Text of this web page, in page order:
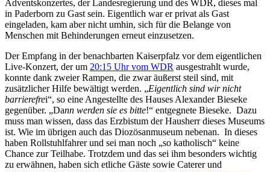
Adventskonzertes, der Landesregierung und des WDR, dieses mal
in Paderborn zu Gast sein. Eigentlich war er privat als Gast
eingeladen, kam aber nicht umhin, sich für die Belange von
Menschen mit Behinderungen erneut einzusetzen.
Der Empfang in der benachbarten Kaiserpfalz vor dem eigentlichen
Live-Konzert, der um 20:15 Uhr vom WDR ausgestrahlt wurde,
konnte dank zweier Rampen, die zwar äußerst steil sind, mit
zusätzlicher Hilfe bewältigt werden. „Eigentlich sind wir nicht
barrierefrei“, so eine Angestellte des Hauses Alexander Bieseke
gegenüber. „Dann werden sie es bitte!“ entgegnete Bieseke. Dazu
muss man wissen, dass das Erzbistum der Hausherr dieses Museums
ist. Wie im übrigen auch das Diozösanmuseum nebenan. In dieses
haben Rollstuhlfahrer und sei man noch „so katholisch“ keine
Chance zur Teilhabe. Trotzdem und das sei ihm besonders wichtig
zu erwähnen, haben sich etliche Gäste sowie Caterer und